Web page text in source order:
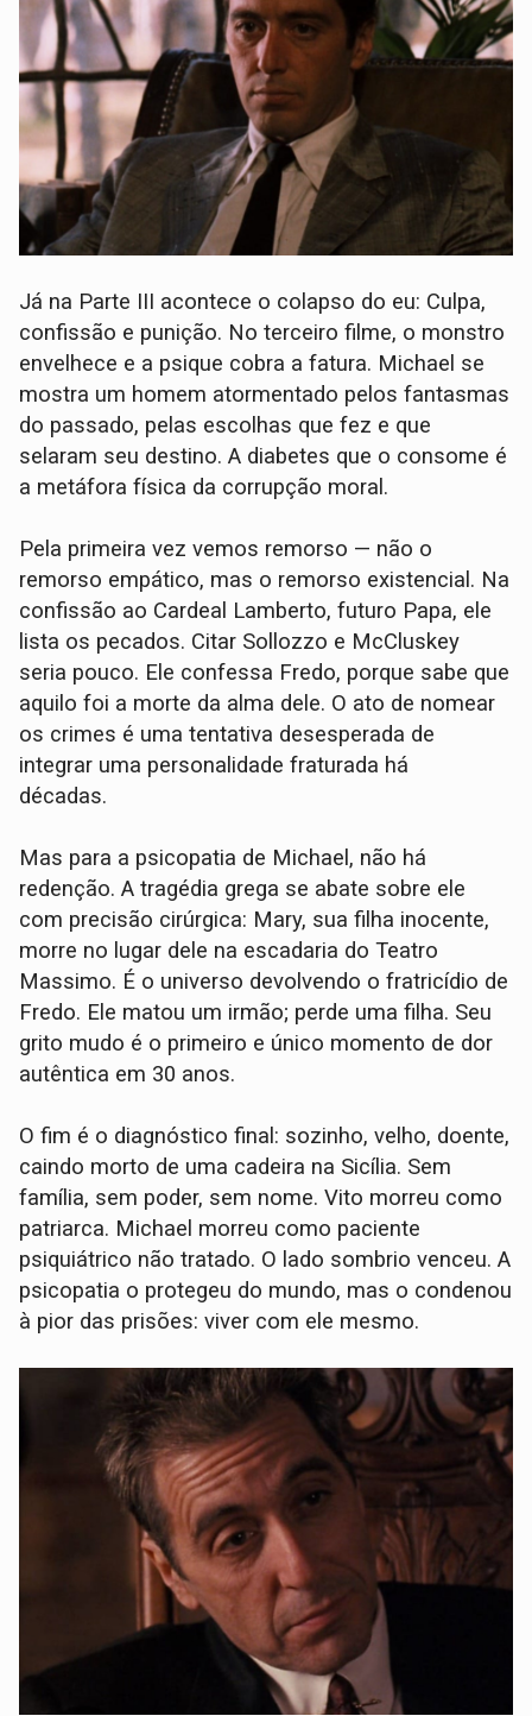
Já na Parte III acontece o colapso do eu: Culpa,
confissão e punição. No terceiro filme, o monstro
envelhece e a psique cobra a fatura. Michael se
mostra um homem atormentado pelos fantasmas
do passado, pelas escolhas que fez e que
selaram seu destino. A diabetes que o consome é
a metáfora física da corrupção moral.
Pela primeira vez vemos remorso — não o
remorso empático, mas o remorso existencial. Na
confissão ao Cardeal Lamberto, futuro Papa, ele
lista os pecados. Citar Sollozzo e McCluskey
seria pouco. Ele confessa Fredo, porque sabe que
aquilo foi a morte da alma dele. O ato de nomear
os crimes é uma tentativa desesperada de
integrar uma personalidade fraturada há
décadas.
Mas para a psicopatia de Michael, não há
redenção. A tragédia grega se abate sobre ele
com precisão cirúrgica: Mary, sua filha inocente,
morre no lugar dele na escadaria do Teatro
Massimo. É o universo devolvendo o fratricídio de
Fredo. Ele matou um irmão; perde uma filha. Seu
grito mudo é o primeiro e único momento de dor
autêntica em 30 anos.
O fim é o diagnóstico final: sozinho, velho, doente,
caindo morto de uma cadeira na Sicília. Sem
família, sem poder, sem nome. Vito morreu como
patriarca. Michael morreu como paciente
psiquiátrico não tratado. O lado sombrio venceu. A
psicopatia o protegeu do mundo, mas o condenou
à pior das prisões: viver com ele mesmo.